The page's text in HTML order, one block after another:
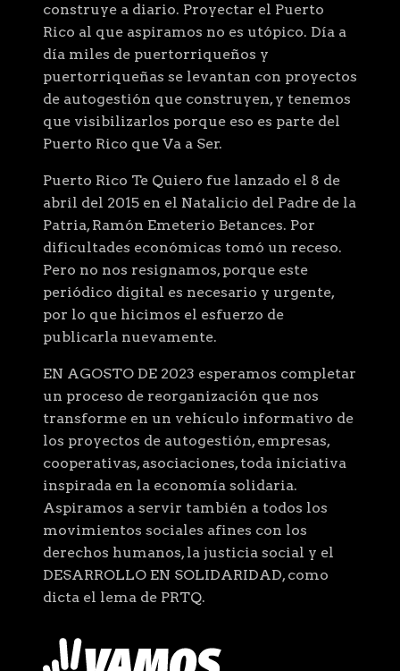
construye a diario. Proyectar el Puerto
Rico al que aspiramos no es utópico. Día a
día miles de puertorriqueños y
puertorriqueñas se levantan con proyectos
de autogestión que construyen, y tenemos
que visibilizarlos porque eso es parte del
Puerto Rico que Va a Ser.
Puerto Rico Te Quiero fue lanzado el 8 de
abril del 2015 en el Natalicio del Padre de la
Patria, Ramón Emeterio Betances. Por
dificultades económicas tomó un receso.
Pero no nos resignamos, porque este
periódico digital es necesario y urgente,
por lo que hicimos el esfuerzo de
publicarla nuevamente.
EN AGOSTO DE 2023 esperamos completar
un proceso de reorganización que nos
transforme en un vehículo informativo de
los proyectos de autogestión, empresas,
cooperativas, asociaciones, toda iniciativa
inspirada en la economía solidaria.
Aspiramos a servir también a todos los
movimientos sociales afines con los
derechos humanos, la justicia social y el
DESARROLLO EN SOLIDARIDAD, como
dicta el lema de PRTQ.